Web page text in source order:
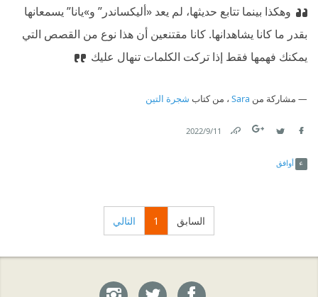
⁠‫وهكذا بينما تتابع حديثها، لم يعد «أليكساندر” و»يانا” يسمعانها
بقدر ما كانا يشاهدانها. كانا مقتنعين أن هذا نوع من القصص التي
يمكنك فهمها فقط إذا تركت الكلمات تنهال عليك
مشاركة من Sara ، من كتاب شجرة التين
11‏/9‏/2022
أوافق
السابق 1 التالي